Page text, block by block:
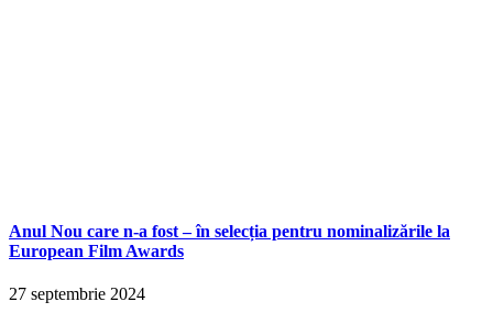
Anul Nou care n-a fost – în selecția pentru nominalizările la
European Film Awards
27 septembrie 2024